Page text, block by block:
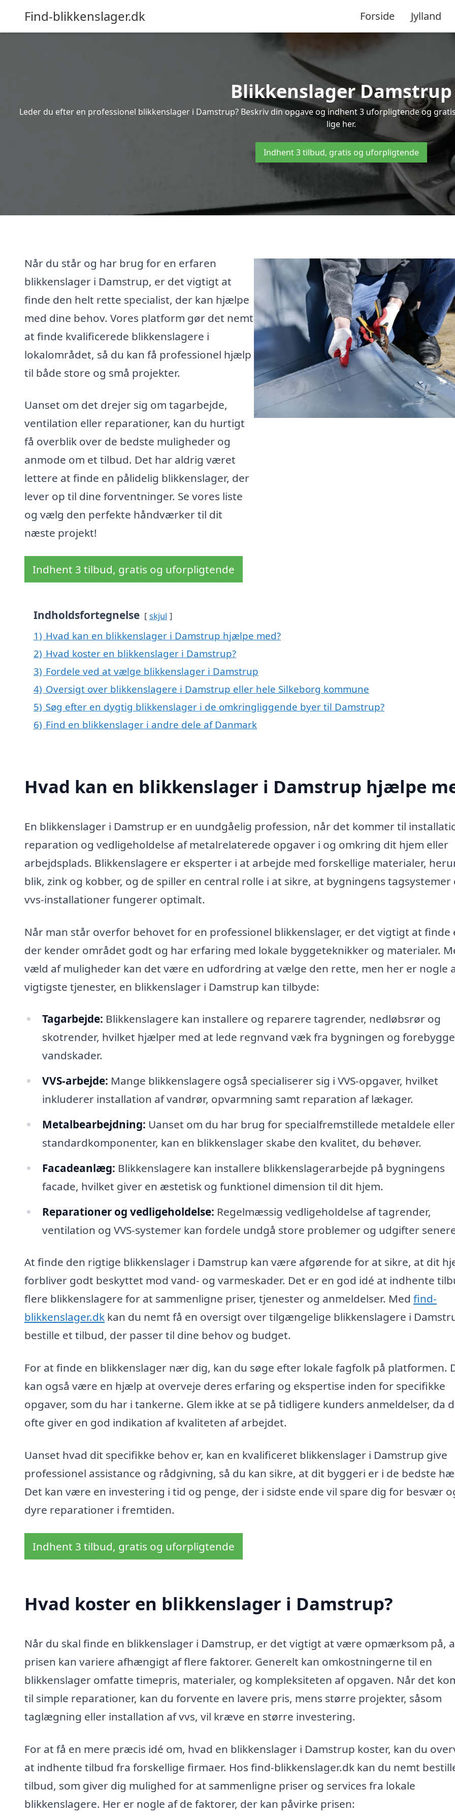
Find-blikkenslager.dk Forside Jylland
Blikkenslager Damstrup
Leder du efter en professionel blikkenslager i Damstrup? Beskriv din opgave og indhent 3 uforpligtende og
lige her.
Indhent 3 tilbud, gratis og uforpligtende
Når du står og har brug for en erfaren
blikkenslager i Damstrup, er det vigtigt at
finde den helt rette specialist, der kan hjælpe
med dine behov. Vores platform gør det nemt
at finde kvalificerede blikkenslagere i
lokalområdet, så du kan få professionel hjælp
til både store og små projekter.
Uanset om det drejer sig om tagarbejde,
ventilation eller reparationer, kan du hurtigt
få overblik over de bedste muligheder og
anmode om et tilbud. Det har aldrig været
lettere at finde en pålidelig blikkenslager, der
lever op til dine forventninger. Se vores liste
og vælg den perfekte håndværker til dit
næste projekt!
Indhent 3 tilbud, gratis og uforpligtende
Indholdsfortegnelse skjul
1) Hvad kan en blikkenslager i Damstrup hjælpe med?
2) Hvad koster en blikkenslager i Damstrup?
3) Fordele ved at vælge blikkenslager i Damstrup
4) Oversigt over blikkenslagere i Damstrup eller hele Silkeborg kommune
5) Søg efter en dygtig blikkenslager i de omkringliggende byer til Damstrup?
6) Find en blikkenslager i andre dele af Danmark
Hvad kan en blikkenslager i Damstrup hjælpe
En blikkenslager i Damstrup er en uundgåelig profession, når det kommer til
reparation og vedligeholdelse af metalrelaterede opgaver i og omkring dit hjem eller
arbejdsplads. Blikkenslagere er eksperter i at arbejde med forskellige materialer,
blik, zink og kobber, og de spiller en central rolle i at sikre, at bygningens tagsystemer
vvs-installationer fungerer optimalt.
Når man står overfor behovet for en professionel blikkenslager, er det vigtigt at finde
der kender området godt og har erfaring med lokale byggeteknikker og materialer.
væld af muligheder kan det være en udfordring at vælge den rette, men her er nogle
vigtigste tjenester, en blikkenslager i Damstrup kan tilbyde:
Tagarbejde: Blikkenslagere kan installere og reparere tagrender, nedløbsrør og
skotrender, hvilket hjælper med at lede regnvand væk fra bygningen og
vandskader.
VVS-arbejde: Mange blikkenslagere også specialiserer sig i VVS-opgaver, hvilket
inkluderer installation af vandrør, opvarmning samt reparation af lækager.
Metalbearbejdning: Uanset om du har brug for specialfremstillede metaldele eller
standardkomponenter, kan en blikkenslager skabe den kvalitet, du behøver.
Facadeanlæg: Blikkenslagere kan installere blikkenslagerarbejde på bygningens
facade, hvilket giver en æstetisk og funktionel dimension til dit hjem.
Reparationer og vedligeholdelse: Regelmæssig vedligeholdelse af tagrender,
ventilation og VVS-systemer kan fordele undgå store problemer og udgifter
At finde den rigtige blikkenslager i Damstrup kan være afgørende for at sikre, at dit
forbliver godt beskyttet mod vand- og varmeskader. Det er en god idé at indhente
flere blikkenslagere for at sammenligne priser, tjenester og anmeldelser. Med find-
blikkenslager.dk kan du nemt få en oversigt over tilgængelige blikkenslagere i
bestille et tilbud, der passer til dine behov og budget.
For at finde en blikkenslager nær dig, kan du søge efter lokale fagfolk på platformen.
kan også være en hjælp at overveje deres erfaring og ekspertise inden for specifikke
opgaver, som du har i tankerne. Glem ikke at se på tidligere kunders anmeldelser, da
ofte giver en god indikation af kvaliteten af arbejdet.
Uanset hvad dit specifikke behov er, kan en kvalificeret blikkenslager i Damstrup give
professionel assistance og rådgivning, så du kan sikre, at dit byggeri er i de bedste
Det kan være en investering i tid og penge, der i sidste ende vil spare dig for besvær
dyre reparationer i fremtiden.
Indhent 3 tilbud, gratis og uforpligtende
Hvad koster en blikkenslager i Damstrup?
Når du skal finde en blikkenslager i Damstrup, er det vigtigt at være opmærksom på,
prisen kan variere afhængigt af flere faktorer. Generelt kan omkostningerne til en
blikkenslager omfatte timepris, materialer, og kompleksiteten af opgaven. Når det
til simple reparationer, kan du forvente en lavere pris, mens større projekter, såsom
taglægning eller installation af vvs, vil kræve en større investering.
For at få en mere præcis idé om, hvad en blikkenslager i Damstrup koster, kan du
at indhente tilbud fra forskellige firmaer. Hos find-blikkenslager.dk kan du nemt
tilbud, som giver dig mulighed for at sammenligne priser og services fra lokale
blikkenslagere. Her er nogle af de faktorer, der kan påvirke prisen: